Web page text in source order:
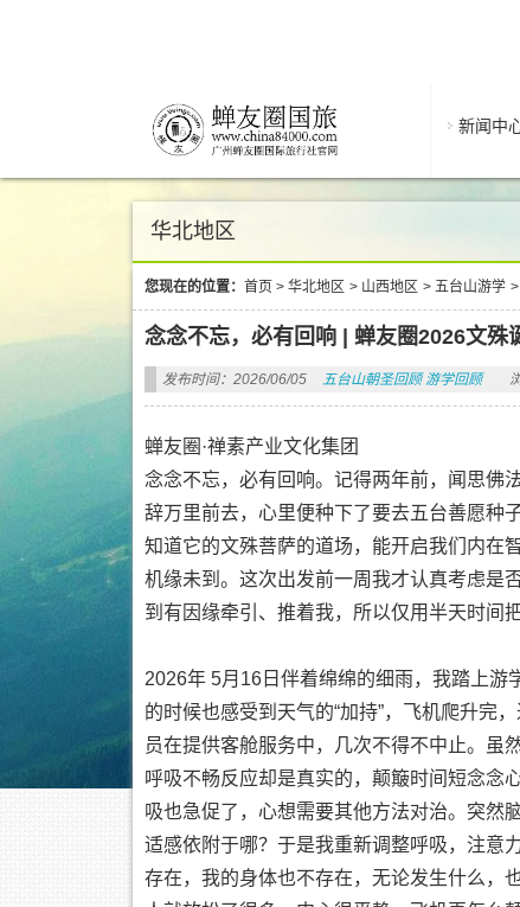
新闻中
华北地区
您现在的位置： 首页 > 华北地区 > 山西地区 > 五台山游学 >
念念不忘，必有回响 | 蝉友圈2026文
发布时间：2026/06/05 五台山朝圣回顾 游学回顾
蝉友圈·禅素产业文化集团
念念不忘，必有回响。记得两年前，闻思佛
辞万里前去，心里便种下了要去五台善愿种
知道它的文殊菩萨的道场，能开启我们内在
机缘未到。这次出发前一周我才认真考虑是
到有因缘牵引、推着我，所以仅用半天时间
2026年 5月16日伴着绵绵的细雨，我踏上
的时候也感受到天气的“加持”，飞机爬升完
员在提供客舱服务中，几次不得不中止。虽
呼吸不畅反应却是真实的，颠簸时间短念念
吸也急促了，心想需要其他方法对治。突然
适感依附于哪？于是我重新调整呼吸，注意
存在，我的身体也不存在，无论发生什么，